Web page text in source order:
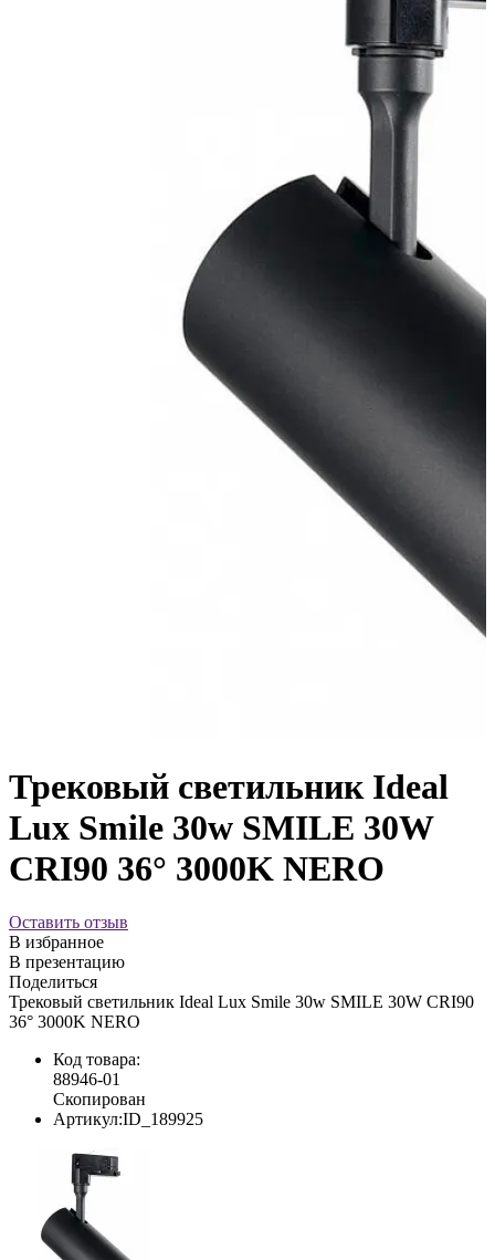
Трековый светильник Ideal
Lux Smile 30w SMILE 30W
CRI90 36° 3000K NERO
Оставить отзыв
В избранное
В презентацию
Поделиться
Трековый светильник Ideal Lux Smile 30w SMILE 30W CRI90
36° 3000K NERO
Код товара:
88946-01
Скопирован
Артикул:ID_189925